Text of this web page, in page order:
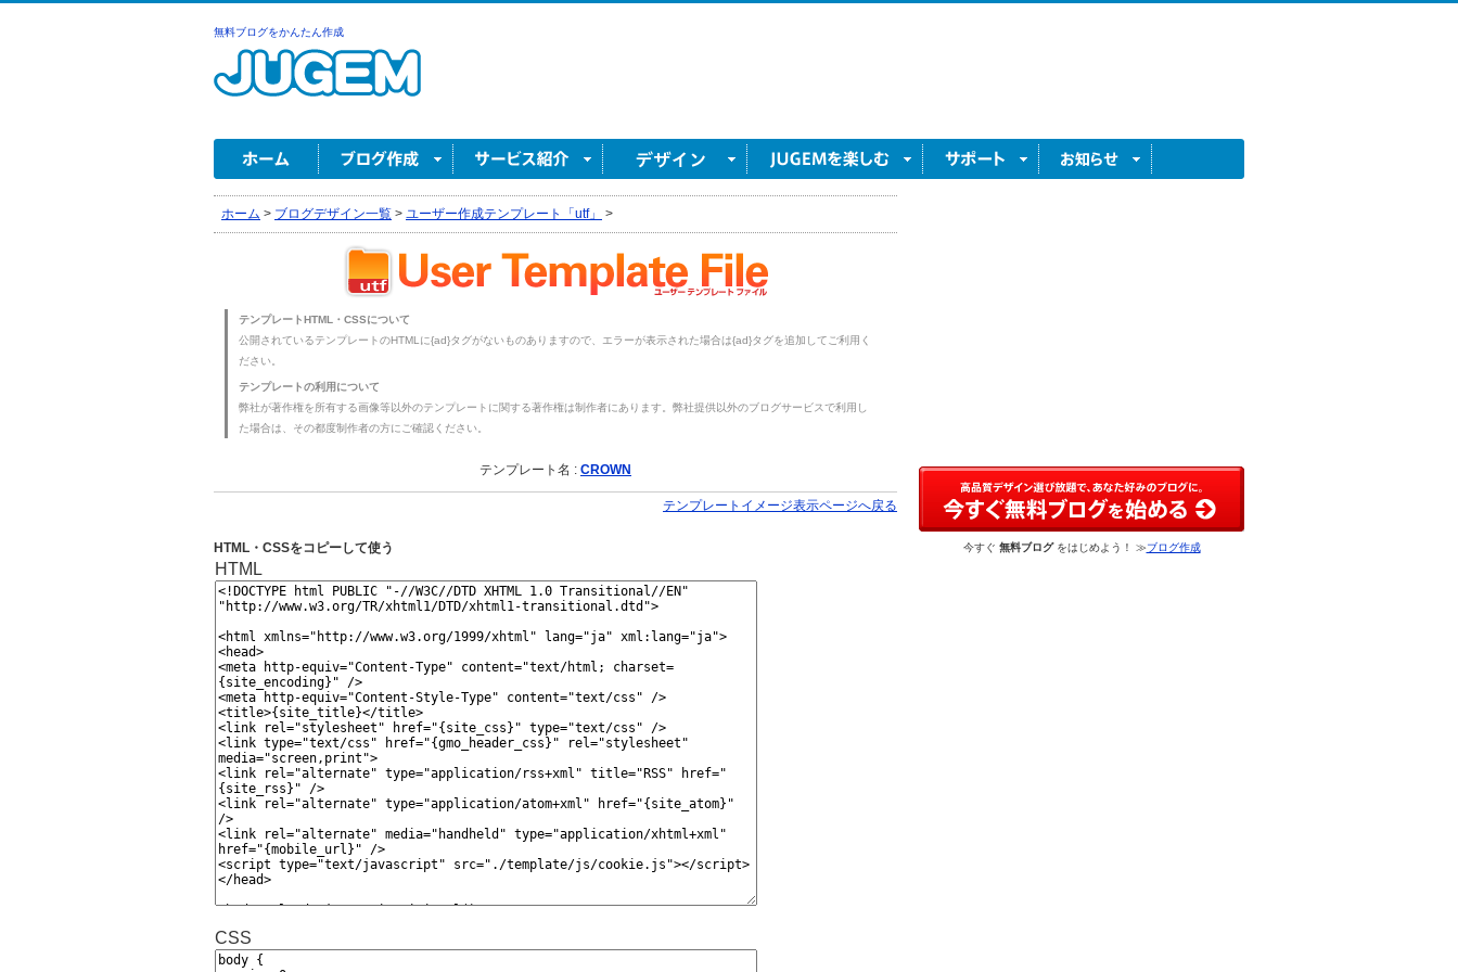
無料ブログをかんたん作成
ホーム > ブログデザイン一覧 > ユーザー作成テンプレート「utf」 >
テンプレートHTML・CSSについて
公開されているテンプレートのHTMLに{ad}タグがないものありますので、エラーが表示された場合は{ad}タグを追加してご利用く
ださい。
テンプレートの利用について
弊社が著作権を所有する画像等以外のテンプレートに関する著作権は制作者にあります。弊社提供以外のブログサービスで利用し
た場合は、その都度制作者の方にご確認ください。
テンプレート名 : CROWN
テンプレートイメージ表示ページへ戻る
HTML・CSSをコピーして使う
HTML
CSS
今すぐ 無料ブログをはじめよう！ ≫ブログ作成